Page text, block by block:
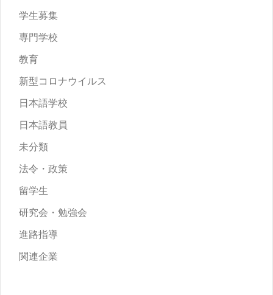
学生募集
専門学校
教育
新型コロナウイルス
日本語学校
日本語教員
未分類
法令・政策
留学生
研究会・勉強会
進路指導
関連企業